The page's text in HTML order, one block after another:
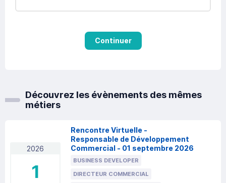
Continuer
Découvrez les évènements des mêmes
métiers
2026
1
Rencontre Virtuelle -
Responsable de Développement
Commercial - 01 septembre 2026
BUSINESS DEVELOPER
DIRECTEUR COMMERCIAL